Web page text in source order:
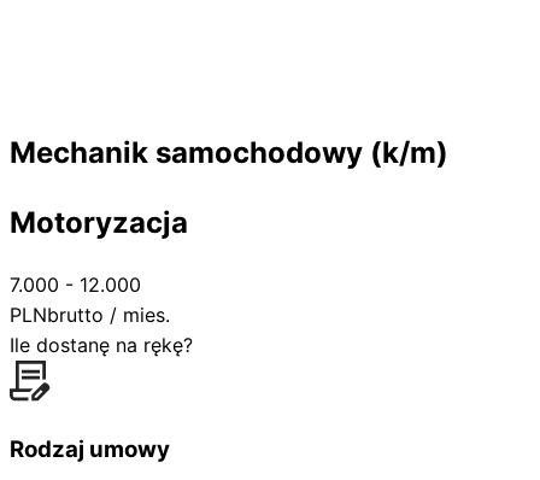
Mechanik samochodowy (k/m)
Motoryzacja
7.000 - 12.000
PLNbrutto / mies.
Ile dostanę na rękę?
Rodzaj umowy